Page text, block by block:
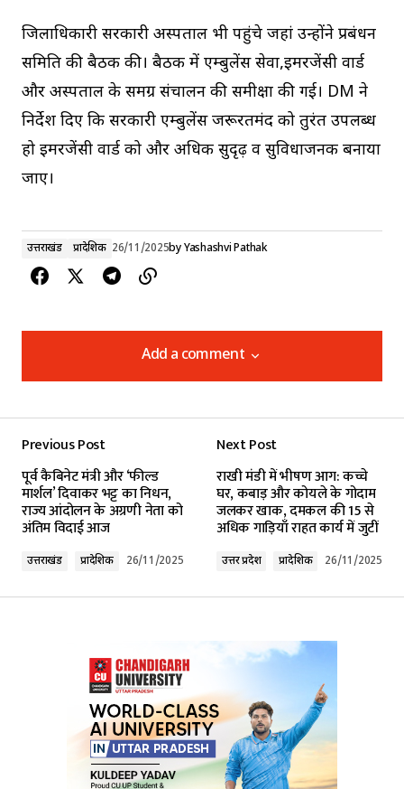
जिलाधिकारी सरकारी अस्पताल भी पहुंचे जहां उन्होंने प्रबंधन
समिति की बैठक की। बैठक में एम्बुलेंस सेवा,इमरजेंसी वार्ड
और अस्पताल के समग्र संचालन की समीक्षा की गई। DM ने
निर्देश दिए कि सरकारी एम्बुलेंस जरूरतमंद को तुरंत उपलब्ध
हो इमरजेंसी वार्ड को और अधिक सुदृढ़ व सुविधाजनक बनाया
जाए।
उत्तराखंड प्रादेशिक 26/11/2025byYashashvi Pathak
Add a comment
Add a comment
Required fields are marked*
Comment
Your E-mail*
Submit Comment
Previous Post
पूर्व कैबिनेट मंत्री और ‘फील्ड
मार्शल’ दिवाकर भट्ट का निधन,
राज्य आंदोलन के अग्रणी नेता को
अंतिम विदाई आज
उत्तराखंड प्रादेशिक 26/11/2025
Next Post
राखी मंडी में भीषण आग: कच्चे
घर, कबाड़ और कोयले के गोदाम
जलकर खाक, दमकल की 15 से
अधिक गाड़ियाँ राहत कार्य में जुटीं
उत्तर प्रदेश प्रादेशिक 26/11/2025